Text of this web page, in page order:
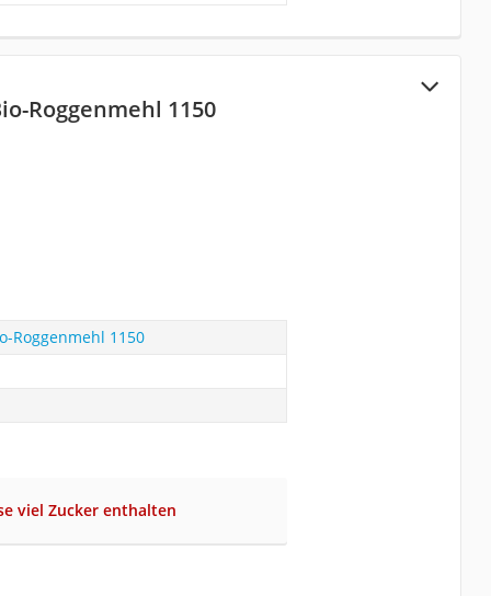
Roggenmehl 1150
Roggenmehl 1150
viel Zucker enthalten